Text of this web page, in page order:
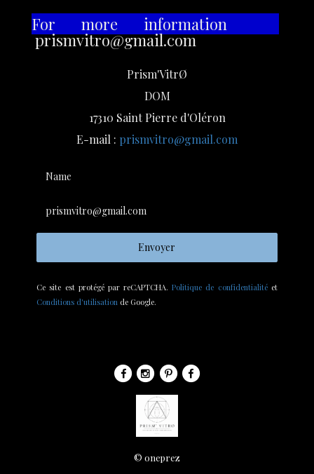
For more information
prismvitro@gmail.com
Prism'VitrØ
DOM
17310 Saint Pierre d'Oléron
E-mail : prismvitro@gmail.com
Name
prismvitro@gmail.com
Envoyer
Ce site est protégé par reCAPTCHA.Politique de confidentialitéet
Conditions d'utilisation de Google.
© oneprez